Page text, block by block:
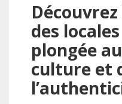
des
plongée
culture et